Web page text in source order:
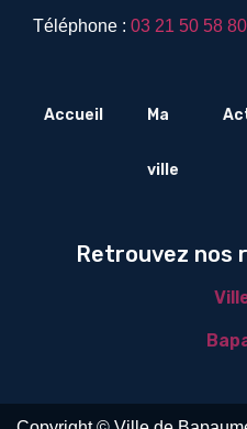
Téléphone : 03 21 50 58 80
Accueil Ma
ville
Retrouvez nos